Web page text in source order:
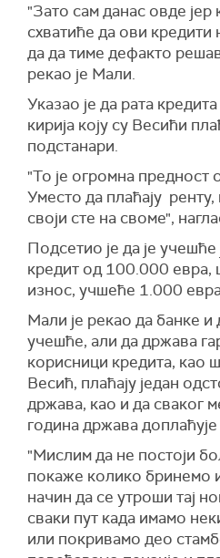
"Зато сам данас овде јер
схватиће да ови
да да тиме дефакто
рекао је Мали.
Указао је да рата
кирија коју су Весићи
подстанари.
"То је огромна предност
Уместо да плаћају
своји сте на своме",
Подсетио је да је учешће
кредит од 100.000 евра,
износ, учшеће 1.000
Мали је рекао да банке
учешће, али да држава
корисници кредита, као
Весић, плаћају један
држава, као и да сваког
година држава доплаћује
"Мислим да не постоји
покаже колико бринемо
начин да се утроши тај
сваки пут када имамо
или покривамо део